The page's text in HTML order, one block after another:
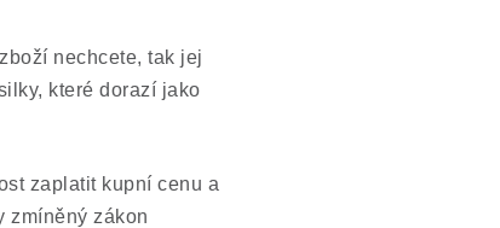
nechcete, tak jej
které dorazí jako
zaplatit kupní cenu a
zmíněný zákon